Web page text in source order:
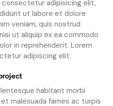
adipisicing elit,
ut labore et dolore
veniam, quis nostrud
ut aliquip ex ea commodo
in reprehenderit. Lorem
adipiscing elit.
habitant morbi
malesuada fames ac turpis